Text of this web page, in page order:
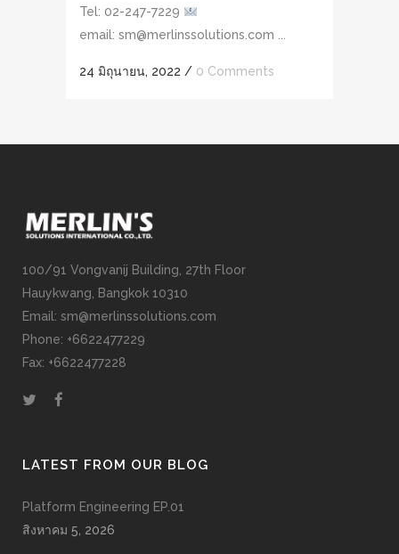
Tel: 02-247-7229
email: sm@merlinssolutions.com ...
24 มิถุนายน, 2022 / 0 Comments
100/91 Vongvanij Building, 27th Floor
Hauykwang, Bangkok 10310
Email: sm@merlinssolutions.com
Phone: +6622477229
Fax: +6622477228
LATEST FROM OUR BLOG
Platform Engineering EP.01
สิงหาคม 5, 2026